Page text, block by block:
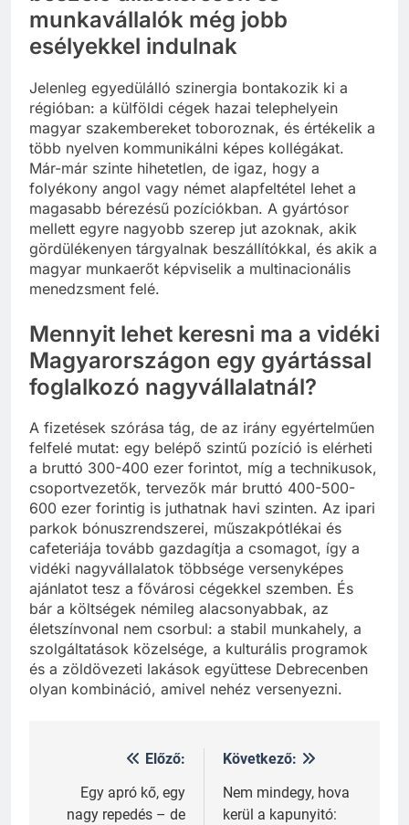
munkavállalók még jobb
esélyekkel indulnak
Jelenleg egyedülálló szinergia bontakozik ki a
régióban: a külföldi cégek hazai telephelyein
magyar szakembereket toboroznak, és értékelik a
több nyelven kommunikálni képes kollégákat.
Már-már szinte hihetetlen, de igaz, hogy a
folyékony angol vagy német alapfeltétel lehet a
magasabb bérezésű pozíciókban. A gyártósor
mellett egyre nagyobb szerep jut azoknak, akik
gördülékenyen tárgyalnak beszállítókkal, és akik a
magyar munkaerőt képviselik a multinacionális
menedzsment felé.
Mennyit lehet keresni ma a vidéki
Magyarországon egy gyártással
foglalkozó nagyvállalatnál?
A fizetések szórása tág, de az irány egyértelműen
felfelé mutat: egy belépő szintű pozíció is elérheti
a bruttó 300-400 ezer forintot, míg a technikusok,
csoportvezetők, tervezők már bruttó 400-500-
600 ezer forintig is juthatnak havi szinten. Az ipari
parkok bónuszrendszerei, műszakpótlékai és
cafeteriája tovább gazdagítja a csomagot, így a
vidéki nagyvállalatok többsége versenyképes
ajánlatot tesz a fővárosi cégekkel szemben. És
bár a költségek némileg alacsonyabbak, az
életszínvonal nem csorbul: a stabil munkahely, a
szolgáltatások közelsége, a kulturális programok
és a zöldövezeti lakások együttese Debrecenben
olyan kombináció, amivel nehéz versenyezni.
Bejegyzés
navigáció
Előző:
Egy apró kő, egy
nagy repedés – de
Következő:
Nem mindegy, hova
kerül a kapunyitó: